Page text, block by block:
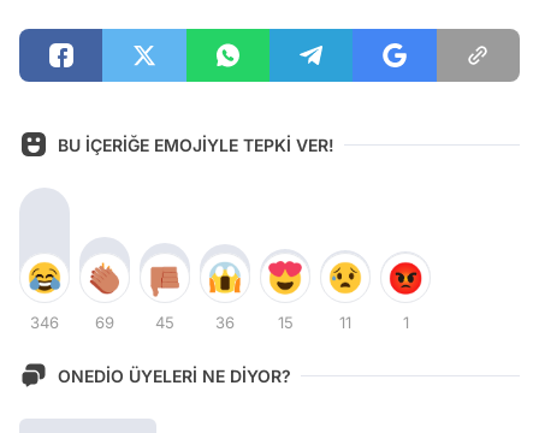
BU İÇERİĞE EMOJİYLE TEPKİ VER!
346 69 45 36 15 11 1
ONEDİO ÜYELERİ NE DİYOR?